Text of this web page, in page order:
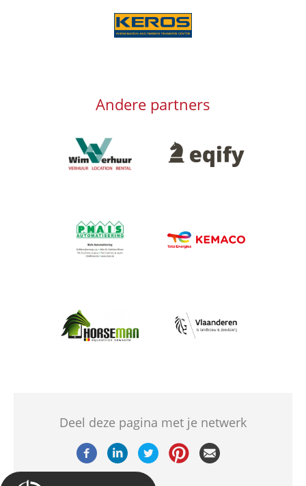
Afbeelding
Andere partners
Afbeelding Afbeelding
Afbeelding
Afbeelding
Afbeelding Afbeelding
Deel deze pagina met je netwerk